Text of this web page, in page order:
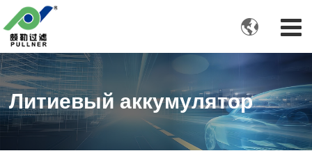

Литиевый аккумулятор